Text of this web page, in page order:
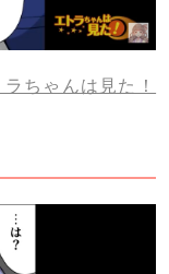
ちゃんは見た！